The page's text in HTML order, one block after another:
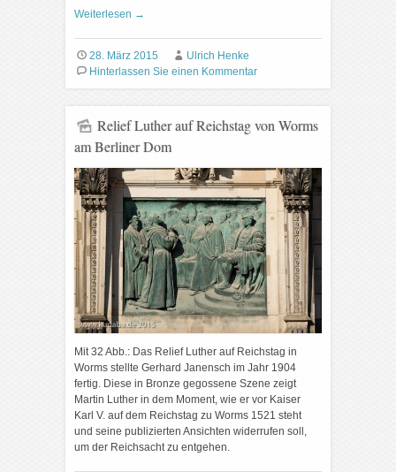
Weiterlesen →
28. März 2015
Ulrich Henke
Hinterlassen Sie einen Kommentar
Relief Luther auf Reichstag von Worms
am Berliner Dom
Mit 32 Abb.: Das Relief Luther auf Reichstag in
Worms stellte Gerhard Janensch im Jahr 1904
fertig. Diese in Bronze gegossene Szene zeigt
Martin Luther in dem Moment, wie er vor Kaiser
Karl V. auf dem Reichstag zu Worms 1521 steht
und seine publizierten Ansichten widerrufen soll,
um der Reichsacht zu entgehen.